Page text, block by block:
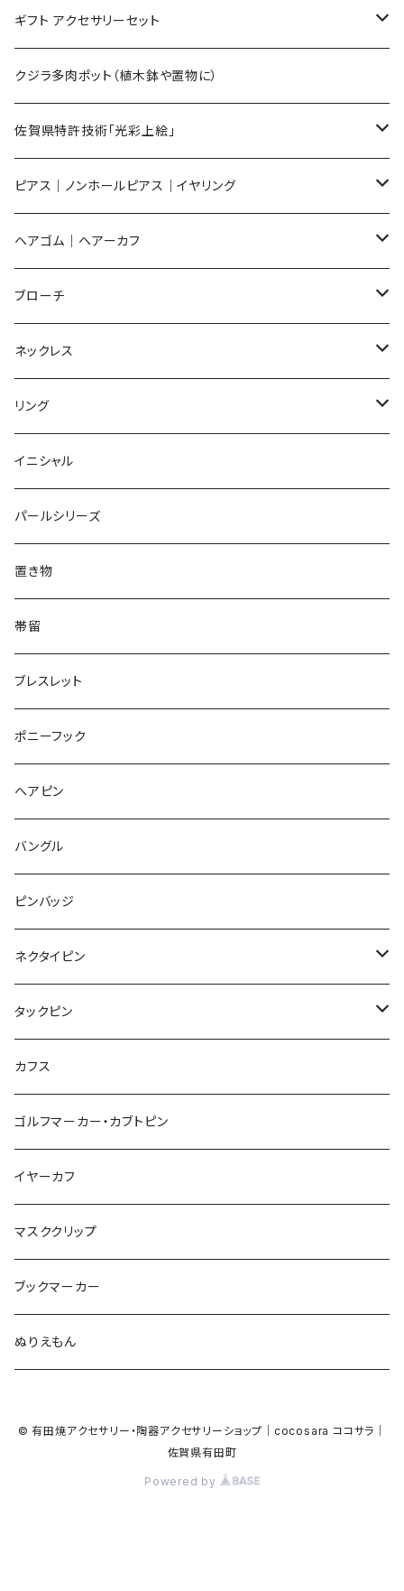
Mサイズ
Sサイズ
ギフト アクセサリーセット
flower
メンズ ギフトセット
クジラ多肉ポット（植木鉢や置物に）
佐賀県特許技術「光彩上絵」
ピアス
イヤリング
ノンホールピアス
ヘアゴム
ブローチ
ネックレス
リング
ピアス｜ノンホールピアス｜イヤリング
ピアス
Flower
Dot
てんとう虫
pattern
こいのぼり
マーブル
カメオ
星
鳥
アルファベット
ハロウィン
ノンホールピアス
Flower
Dot
Bubble
Animal
マーブル
こいのぼり
てんとう虫
鳥
食品
カメラ
イヤリング
Flower
Round
Triangle
食品
ハロウィン
カモフラージュ
square
天使
リボン
Bubble
カメラ
ヘアゴム｜ヘアーカフ
Flower
Round
Square
てんとう虫
Animal
うさぎ
パンダ
レッサーパンダ
ブタ
鏡
Pattern
マーメイド
雲
月
惑星
星
唐津土
lip
フルーツ
アイスクリーム
マーブル
音楽
カメオ
ハート
モザイク
パン
ブローチ
Flower
Animal
猫
犬
くま
コアラ
羊
牛
カメ
イルカ
カエル
ラッコ
Lips
鏡
Pattern
house
bag
フルーツ
さくらんぼ
レモン
てんとう虫
野菜
雲
月
惑星
星
こいのぼり
カメラ
音楽
バイオリン
ピアノ
カメオ
バルーン
マーメイド
メガネ
ネックレス
Flower
Animal
てんとう虫
Food
Pattern
ガラス
カメラ
リボン
ラリエット
モザイク
ハート
アルファベット
ハロウィン
紐
鳥
バルーン
マーブル
カモフラージュ
リング
Flower
Round
てんとう虫
animal
lip
フルーツ
パン
ガラス
リボン
マーブル
鳥
星
アルファベット
ハロウィン
カメオ
2トーン
ハート
イニシャル
パールシリーズ
置き物
帯留
ブレスレット
ポニーフック
ヘアピン
バングル
ピンバッジ
ネクタイピン
結び
スクエア
タックピン
結び
カフス
ゴルフマーカー・カブトピン
イヤーカフ
マスククリップ
ブックマーカー
ぬりえもん
© 有田焼アクセサリー・陶器アクセサリーショップ｜cocosara ココサラ｜
佐賀県有田町
Powered by